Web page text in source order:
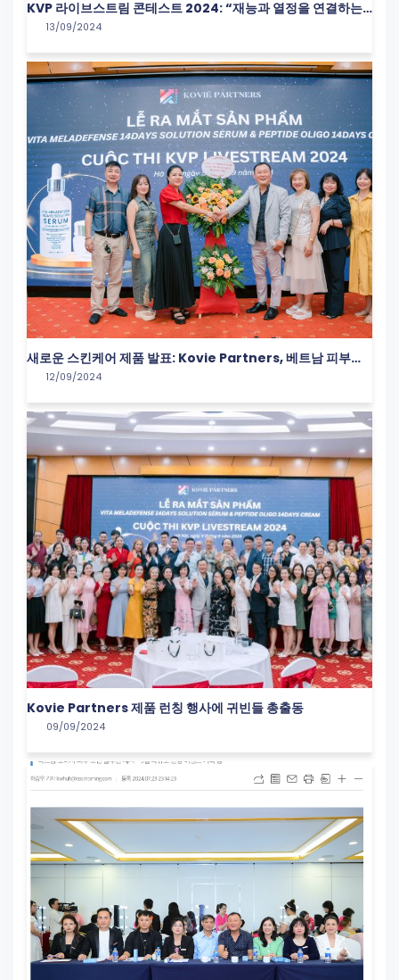
KVP 라이브스트림 콘테스트 2024: “재능과 열정을 연결하는
이벤트”
13/09/2024
새로운 스킨케어 제품 발표: Kovie Partners, 베트남 피부를
위한 한국 솔루션 제공
12/09/2024
Kovie Partners 제품 런칭 행사에 귀빈들 총출동
09/09/2024